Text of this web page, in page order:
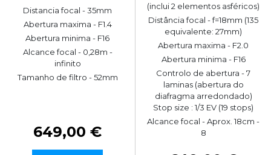
Distancia focal - 35mm
Abertura maxima - F1.4
Abertura minima - F16
Alcance focal - 0,28m -
infinito
Tamanho de filtro - 52mm
649,00 €
(inclui 2 elementos asféricos)
Distância focal - f=18mm (135
equivalente: 27mm)
Abertura maxima - F2.0
Abertura minima - F16
Controlo de abertura - 7
laminas (abertura do
diafragma arredondado)
Stop size : 1/3 EV (19 stops)
Alcance focal - Aprox. 18cm -
8